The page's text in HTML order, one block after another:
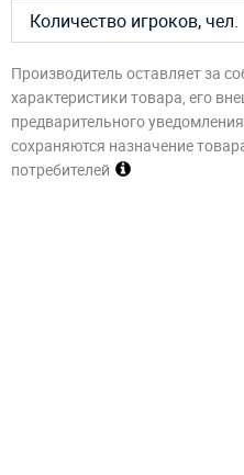
Количество игроков, чел.
Производитель оставляет за
характеристики товара, его
предварительного
сохраняются назначение
потребителей